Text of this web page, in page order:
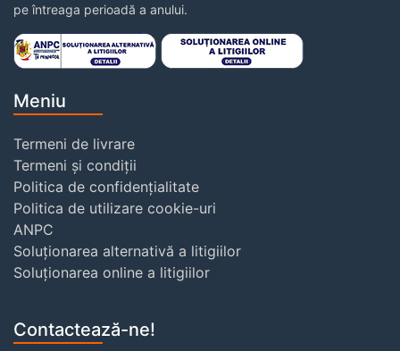
pe întreaga perioadă a anului.
Meniu
Termeni de livrare
Termeni și condiții
Politica de confidențialitate
Politica de utilizare cookie-uri
ANPC
Soluționarea alternativă a litigiilor
Soluționarea online a litigiilor
Contactează-ne!